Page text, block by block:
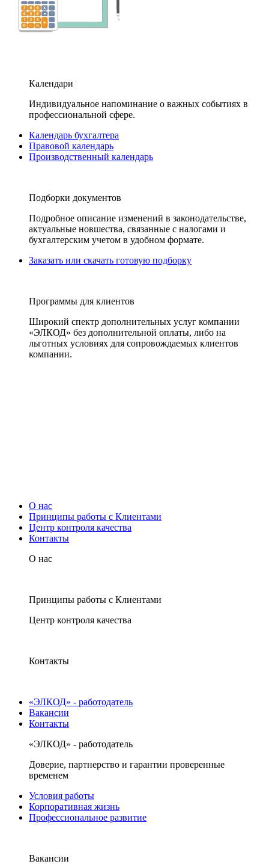
Календари
Индивидуальное напоминание о важных событиях в
профессиональной сфере.
Календарь бухгалтера
Правовой календарь
Производственный календарь
Подборки документов
Подробное описание изменений в законодательстве,
актуальные новшества, связанные с налогами и
бухгалтерским учетом в удобном формате.
Заказать или скачать готовую подборку
Программы для клиентов
Широкий спектр дополнительных услуг компании
«ЭЛКОД» без дополнительной оплаты, либо на
льготных условиях для сопровождаемых клиентов
компании.
О нас
Принципы работы с Клиентами
Центр контроля качества
Контакты
О нас
Принципы работы с Клиентами
Центр контроля качества
Контакты
«ЭЛКОД» - работодатель
Вакансии
Контакты
«ЭЛКОД» - работодатель
Доверие, партнерство и гарантии проверенные
временем
Условия работы
Корпоративная жизнь
Профессиональное развитие
Вакансии